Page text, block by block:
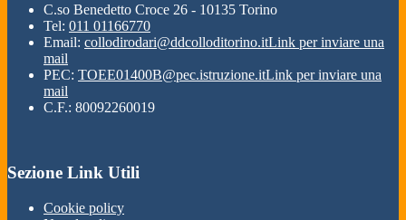
C.so Benedetto Croce 26 - 10135 Torino
Tel: 011 01166770
Email: collodirodari@ddcolloditorino.itLink per inviare una
mail
PEC: TOEE01400B@pec.istruzione.itLink per inviare una
mail
C.F.: 80092260019
Sezione Link Utili
Cookie policy